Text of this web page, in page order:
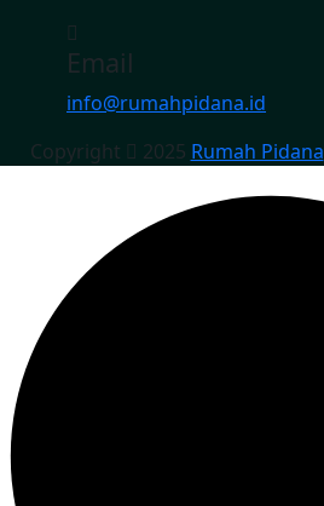
Email
info@rumahpidana.id
Copyright
2025 Rumah Pidana